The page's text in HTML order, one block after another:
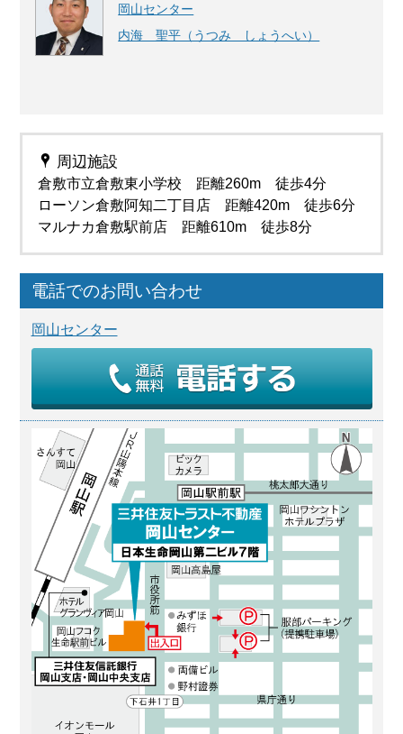
岡山センター
内海 聖平（うつみ しょうへい）
周辺施設
倉敷市立倉敷東小学校 距離260m 徒歩4分
ローソン倉敷阿知二丁目店 距離420m 徒歩6分
マルナカ倉敷駅前店 距離610m 徒歩8分
電話でのお問い合わせ
岡山センター